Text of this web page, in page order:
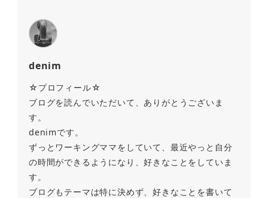
denim
☆プロフィール☆
ブログを読んでいただいて、ありがとうございま
す。
denimです。
ずっとワーキングママをしていて、最近やっと自分
の時間ができるようになり、好きなことをしていま
す。
ブログもテーマは特に決めず、好きなことを書いて